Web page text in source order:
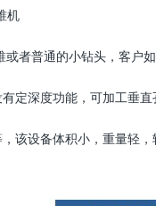
机
或者普通的小钻头，客户
深度功能，可加工垂直
设备体积小，重量轻，